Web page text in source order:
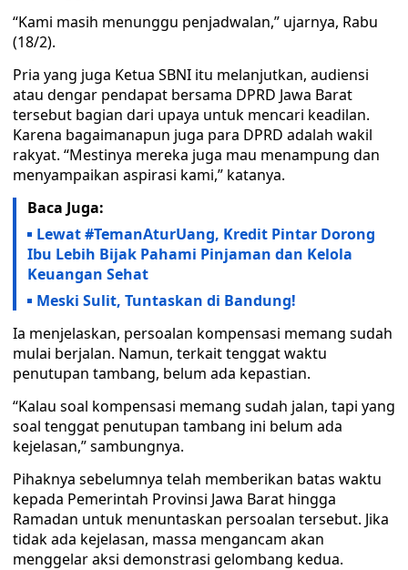
“Kami masih menunggu penjadwalan,” ujarnya, Rabu
(18/2).
Pria yang juga Ketua SBNI itu melanjutkan, audiensi
atau dengar pendapat bersama DPRD Jawa Barat
tersebut bagian dari upaya untuk mencari keadilan.
Karena bagaimanapun juga para DPRD adalah wakil
rakyat. “Mestinya mereka juga mau menampung dan
menyampaikan aspirasi kami,” katanya.
Baca Juga:
Lewat #TemanAturUang, Kredit Pintar Dorong
Ibu Lebih Bijak Pahami Pinjaman dan Kelola
Keuangan Sehat
Meski Sulit, Tuntaskan di Bandung!
Ia menjelaskan, persoalan kompensasi memang sudah
mulai berjalan. Namun, terkait tenggat waktu
penutupan tambang, belum ada kepastian.
“Kalau soal kompensasi memang sudah jalan, tapi yang
soal tenggat penutupan tambang ini belum ada
kejelasan,” sambungnya.
Pihaknya sebelumnya telah memberikan batas waktu
kepada Pemerintah Provinsi Jawa Barat hingga
Ramadan untuk menuntaskan persoalan tersebut. Jika
tidak ada kejelasan, massa mengancam akan
menggelar aksi demonstrasi gelombang kedua.